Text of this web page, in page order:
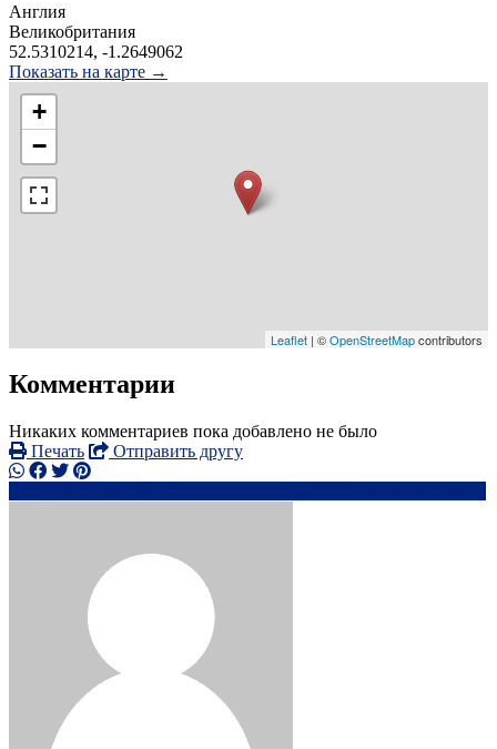
Англия
Великобритания
52.5310214, -1.2649062
Показать на карте →
+
−
Leaflet | ©OpenStreetMapcontributors
Комментарии
Никаких комментариев пока добавлено не было
Печать
Отправить другу